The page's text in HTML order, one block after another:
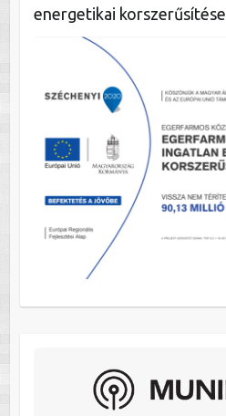
energetikai korszerűsítése